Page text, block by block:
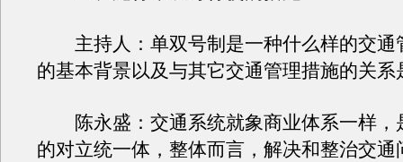
主持人：单双号制是一种什么样的交通
的基本背景以及与其它交通管理措施的关系
陈永盛：交通系统就象商业体系一样，
的对立统一体，整体而言，解决和整治交通